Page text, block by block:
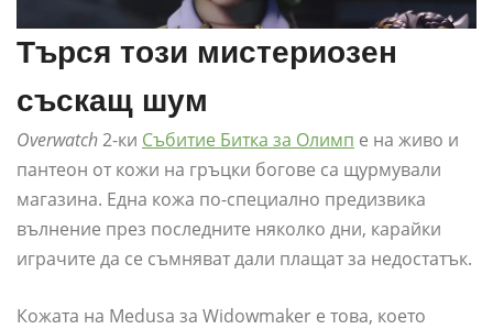
Търся този мистериозен
съскащ шум
Overwatch2-ки Събитие Битка за Олимп е на живо и
пантеон от кожи на гръцки богове са щурмували
магазина. Една кожа по-специално предизвика
вълнение през последните няколко дни, карайки
играчите да се съмняват дали плащат за недостатък.
Кожата на Medusa за Widowmaker е това, което